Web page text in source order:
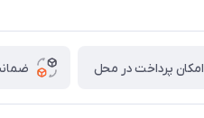
امکان پرداخت در محل